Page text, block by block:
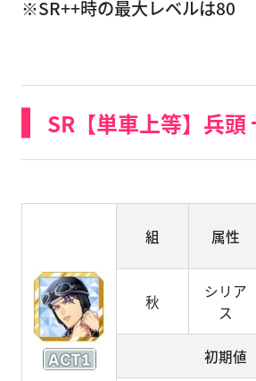
※SR++時の最大レベルは80
SR【単車上等】兵頭
組 属性
秋
シリア
ス
初期値